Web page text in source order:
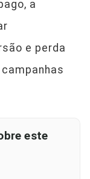
a
e perda
este